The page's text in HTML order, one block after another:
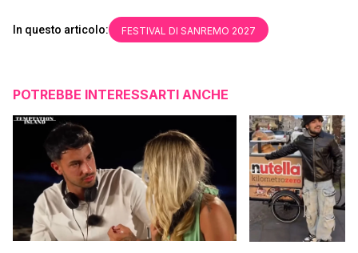
In questo articolo: FESTIVAL DI SANREMO 2027
POTREBBE INTERESSARTI ANCHE